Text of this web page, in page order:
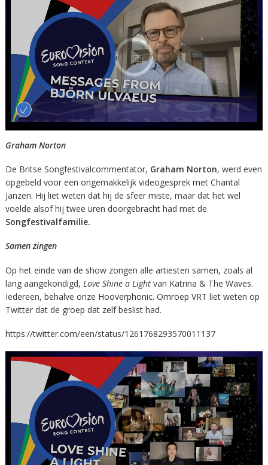
Graham Norton
De Britse Songfestivalcommentator, Graham Norton, werd even
opgebeld voor een ongemakkelijk videogesprek met Chantal
Janzen. Hij liet weten dat hij de sfeer miste, maar dat het wel
voelde alsof hij twee uren doorgebracht had met de
Songfestivalfamilie.
Samen zingen
Op het einde van de show zongen alle artiesten samen, zoals al
lang aangekondigd, Love Shine a Lightvan Katrina & The Waves.
Iedereen, behalve onze Hooverphonic. Omroep VRT liet weten op
Twitter dat de groep dat zelf beslist had.
https://twitter.com/een/status/1261768293570011137